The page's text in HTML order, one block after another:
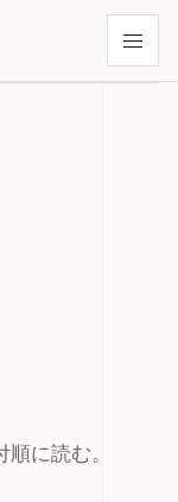
に読む。